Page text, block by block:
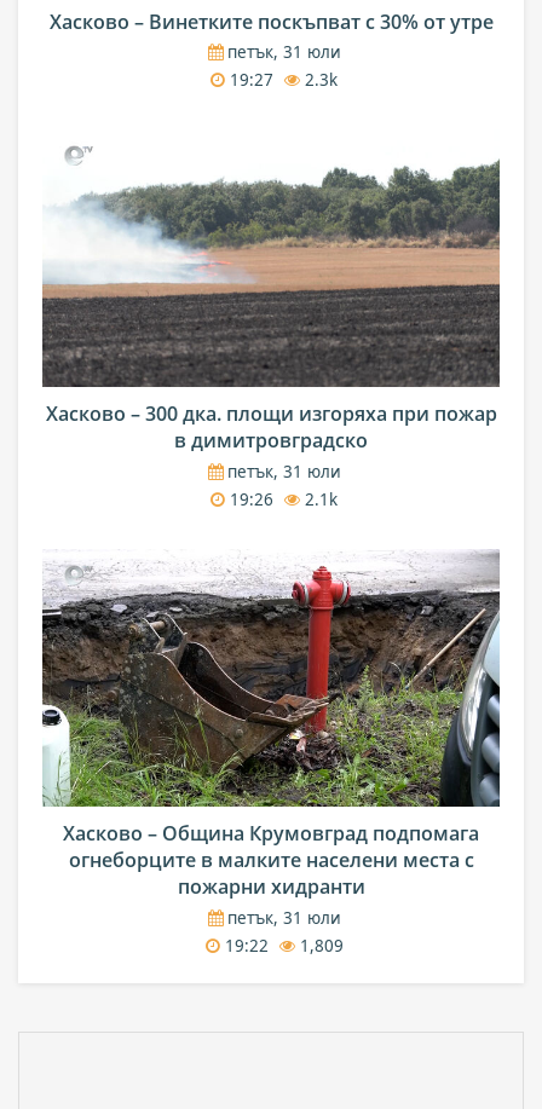
Хасково – Винетките поскъпват с 30% от утре
петък, 31 юли
19:27
2.3k
Хасково – 300 дка. площи изгоряха при пожар
в димитровградско
петък, 31 юли
19:26
2.1k
Хасково – Община Крумовград подпомага
огнеборците в малките населени места с
пожарни хидранти
петък, 31 юли
19:22
1,809